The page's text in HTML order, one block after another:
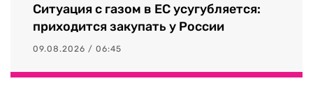
Ситуация с газом в ЕС усугубляется:
приходится закупать у России
09.08.2026 / 06:45